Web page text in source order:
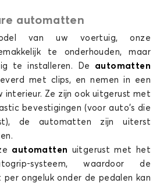
voor HYUNDAI COUPE
HYUNDAI FX COUPE
automatten
van uw voertuig, onze
te onderhouden, maar
te installeren. De automatten
met clips, en nemen in een
interieur. Ze zijn ook uitgerust met
bevestigingen (voor auto's die
de automatten zijn uiterst
automatten uitgerust met het
systeem, waardoor de
per ongeluk onder de pedalen kan